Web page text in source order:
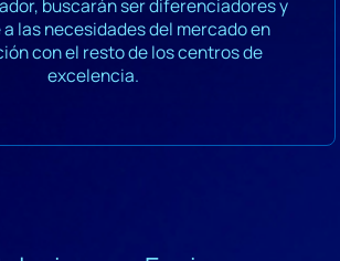
buscarán ser diferenciadores y
las necesidades del mercado en
con el resto de los centros de
excelencia.